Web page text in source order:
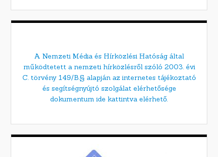
A Nemzeti Média és Hírközlési Hatóság által
működtetett a nemzeti hírközlésről szóló 2003. évi
C. törvény 149/B.§ alapján az internetes tájékoztató
és segítségnyújtó szolgálat elérhetősége
dokumentum ide kattintva elérhető.